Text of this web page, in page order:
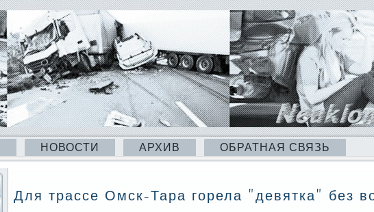
НОВОСТИ АРХИВ ОБРАТНАЯ СВЯЗЬ
Для трассе Омск-Тара горела "девятка" без